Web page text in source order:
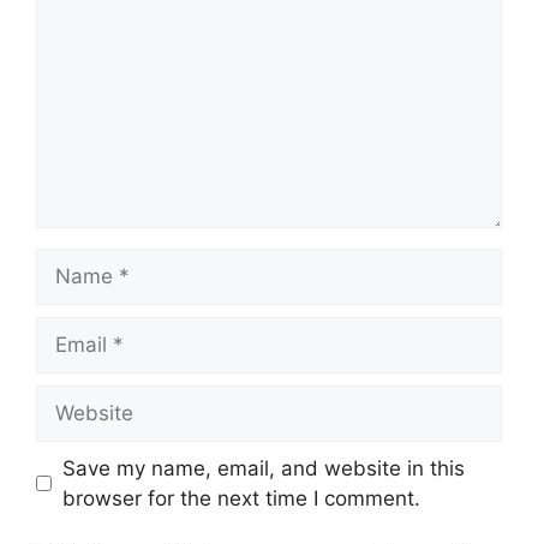
Save my name, email, and website in this
browser for the next time I comment.